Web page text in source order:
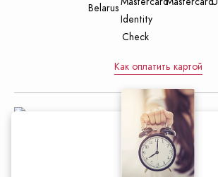
Как оплатить картой
Управление делами Президента